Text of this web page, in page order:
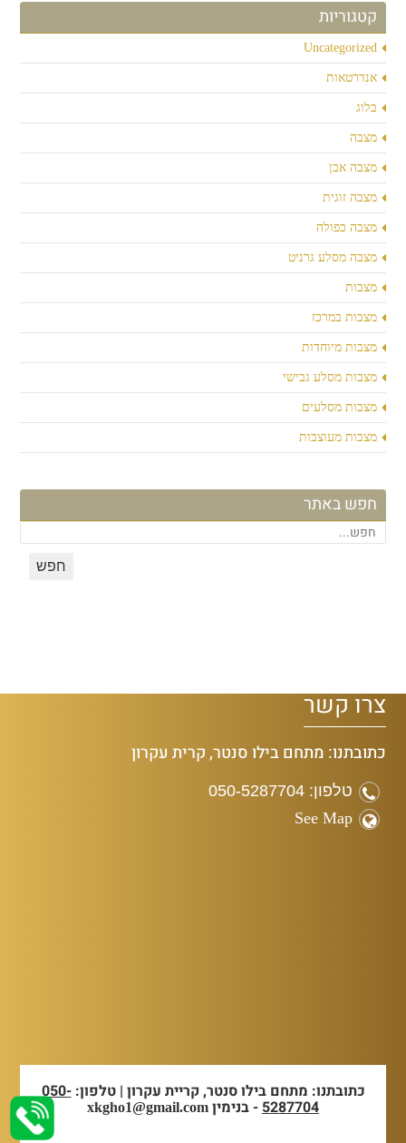
קטגוריות
Uncategorized
אנדרטאות
בלוג
מצבה
מצבה אבן
מצבה זוגית
מצבה כפולה
מצבה מסלע גרניט
מצבות
מצבות במרכז
מצבות מיוחדות
מצבות מסלע גבישי
מצבות מסלעים
מצבות מעוצבות
חפש באתר
צרו קשר
כתובתנו: מתחם בילו סנטר, קרית עקרון
טלפון: 050-5287704
See Map
כתובתנו: מתחם בילו סנטר, קריית עקרון | טלפון:050-
5287704- בנימין xkgho1@gmail.com